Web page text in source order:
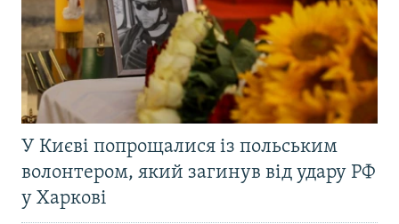
У Києві попрощалися із польським
волонтером, який загинув від удару РФ
у Харкові